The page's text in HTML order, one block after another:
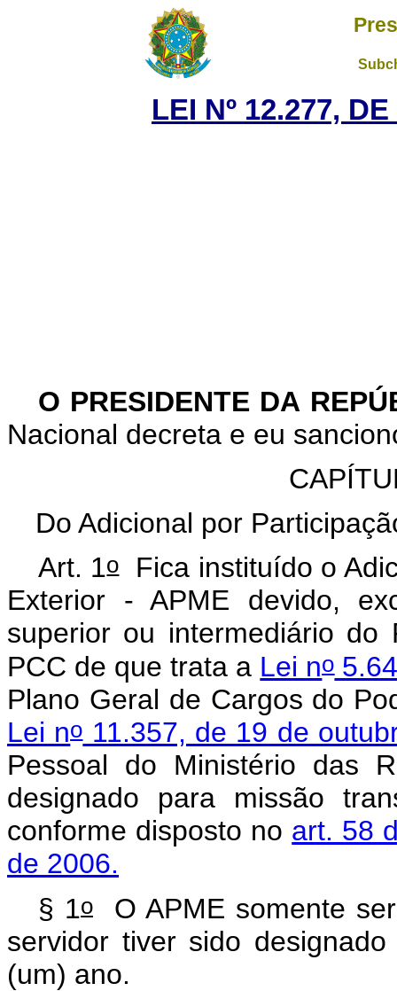
LEI Nº 12.277,
O PRESIDENTE DA
Nacional decreta e eu
Do Adicional por
Art. 1o
Fica instituído o
Exterior - APME devido,
superior ou intermediário
PCC de que trata a Lei no
Plano Geral de Cargos do
Lei no11.357, de 19 de
Pessoal do Ministério das
designado para missão
conforme disposto no art. 58
de 2006.
§ 1o O APME somente
servidor tiver sido
(um) ano.